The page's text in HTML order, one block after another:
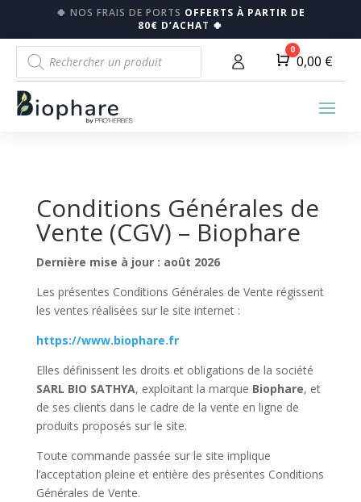
🍀 NOS FRAIS DE PORTS OFFERTS À PARTIR DE
80€ D’ACHAT 🍀
Recherche
de
produits
Panier
0
0,00 €
Conditions Générales de
Vente (CGV) – Biophare
Dernière mise à jour : août 2026
Les présentes Conditions Générales de Vente régissent
les ventes réalisées sur le site internet :
https://www.biophare.fr
Elles définissent les droits et obligations de la société
SARL BIO SATHYA, exploitant la marque Biophare, et
de ses clients dans le cadre de la vente en ligne de
produits proposés sur le site.
Toute commande passée sur le site implique
l’acceptation pleine et entière des présentes Conditions
Générales de Vente.